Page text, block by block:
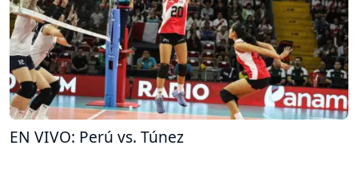
EN VIVO: Perú vs. Túnez